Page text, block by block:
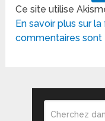
Ce site utilise
En savoir plus sur
commentaires sont